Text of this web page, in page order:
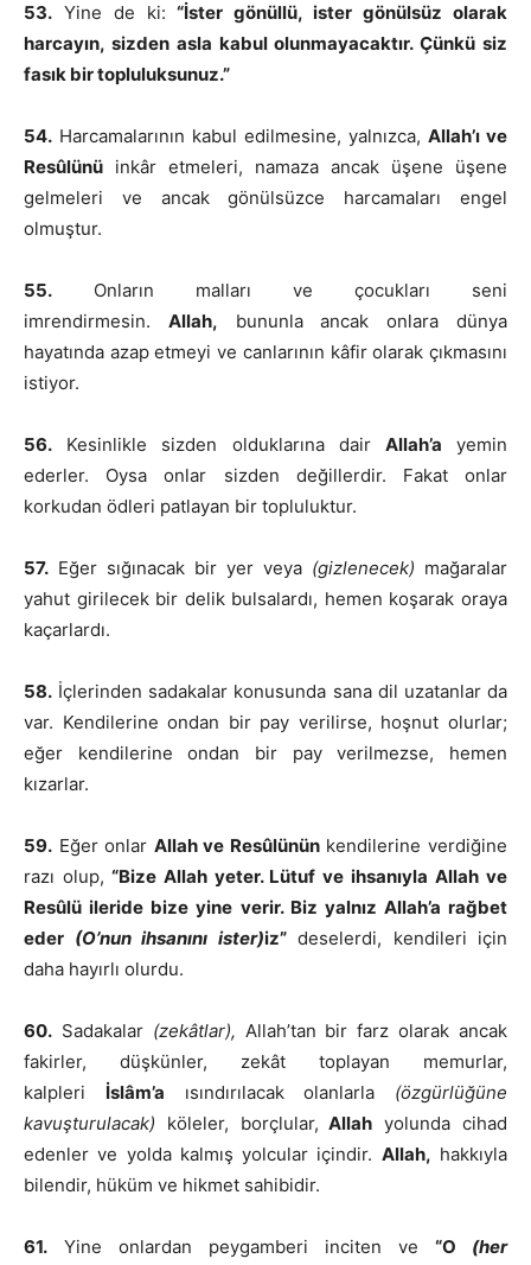
53. Yine de ki: “İster gönüllü, ister gönülsüz olarak
harcayın, sizden asla kabul olunmayacaktır. Çünkü siz
fasık bir topluluksunuz.”
54. Harcamalarının kabul edilmesine, yalnızca, Allah’ı ve
Resûlünü inkâr etmeleri, namaza ancak üşene üşene
gelmeleri ve ancak gönülsüzce harcamaları engel
olmuştur.
55. Onların malları ve çocukları seni
imrendirmesin. Allah, bununla ancak onlara dünya
hayatında azap etmeyi ve canlarının kâfir olarak çıkmasını
istiyor.
56. Kesinlikle sizden olduklarına dair Allah’a yemin
ederler. Oysa onlar sizden değillerdir. Fakat onlar
korkudan ödleri patlayan bir topluluktur.
57. Eğer sığınacak bir yer veya (gizlenecek) mağaralar
yahut girilecek bir delik bulsalardı, hemen koşarak oraya
kaçarlardı.
58. İçlerinden sadakalar konusunda sana dil uzatanlar da
var. Kendilerine ondan bir pay verilirse, hoşnut olurlar;
eğer kendilerine ondan bir pay verilmezse, hemen
kızarlar.
59. Eğer onlar Allah ve Resûlününkendilerine verdiğine
razı olup, “Bize Allah yeter. Lütuf ve ihsanıyla Allah ve
Resûlü ileride bize yine verir. Biz yalnız Allah’a rağbet
eder (O’nun ihsanını ister)iz”deselerdi, kendileri için
daha hayırlı olurdu.
60. Sadakalar(zekâtlar), Allah’tan bir farz olarak ancak
fakirler, düşkünler, zekât toplayan memurlar,
kalpleri İslâm’a ısındırılacak olanlarla (özgürlüğüne
kavuşturulacak) köleler, borçlular, Allah yolunda cihad
edenler ve yolda kalmış yolcular içindir. Allah, hakkıyla
bilendir, hüküm ve hikmet sahibidir.
61. Yine onlardan peygamberi inciten ve “O (her